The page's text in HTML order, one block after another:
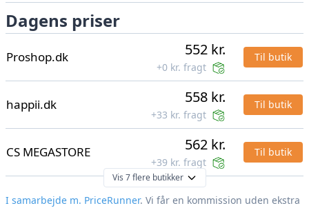
Dagens priser
Proshop.dk 552 kr.
+0 kr. fragt
Til butik
happii.dk 558 kr.
+33 kr. fragt
Til butik
CS MEGASTORE 562 kr.
+39 kr. fragt
Til butik
Vis 7 flere butikker
I samarbejde m. PriceRunner. Vi får en kommission uden ekstra